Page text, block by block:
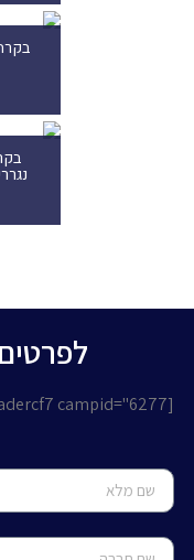
[leadercf7 campid="6277"]